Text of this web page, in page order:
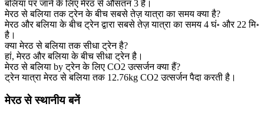
बलिया पर जाने के लिए मेरठ से औसतन 3 हैं।
मेरठ से बलिया तक ट्रेन के बीच सबसे तेज़ यात्रा का समय क्या है?
मेरठ और बलिया के बीच ट्रेन द्वारा सबसे तेज़ यात्रा का समय 4 घं॰ और 22 मि॰
है।
क्या मेरठ से बलिया तक सीधा ट्रेन है?
हां, मेरठ और बलिया के बीच सीधा ट्रेन है।
मेरठ से बलिया by ट्रेन के लिए CO2 उत्सर्जन क्या हैं?
ट्रेन यात्रा मेरठ से बलिया तक 12.76kg CO2 उत्सर्जन पैदा करती है।
मेरठ से स्थानीय बनें